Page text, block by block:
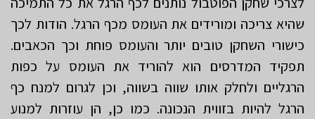
שהיא צריכה ומורידים את העומס מכף הרגל. הודות לכך
כישורי השחקן טובים יותר והעומס פוחת וכך הכאבים.
תפקיד המדרסים הוא להוריד את העומס על כפות
הרגליים ולחלק אותו שווה בשווה, וכן לגרום למנח כף
הרגל להיות בזווית הנכונה. כמו כן, הן עוזרות למנוע